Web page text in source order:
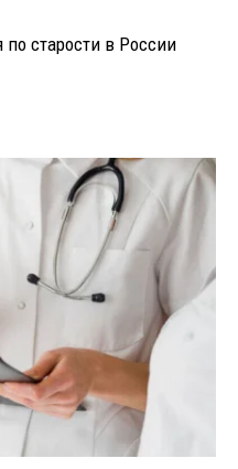
старости в России